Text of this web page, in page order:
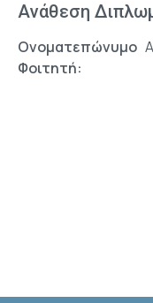
Ανάθεση
Ονοματεπώνυμο
Φοιτητή: